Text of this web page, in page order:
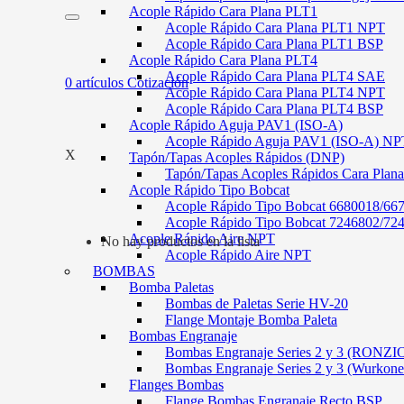
0 artículos Cotización
X
No hay productos en la lista
Acople Rápido Cara Plana PLT1
Acople Rápido Cara Plana PLT1 NPT
Acople Rápido Cara Plana PLT1 BSP
Acople Rápido Cara Plana PLT4
Acople Rápido Cara Plana PLT4 SAE
Acople Rápido Cara Plana PLT4 NPT
Acople Rápido Cara Plana PLT4 BSP
Acople Rápido Aguja PAV1 (ISO-A)
Acople Rápido Aguja PAV1 (ISO-A)
Tapón/Tapas Acoples Rápidos (DNP)
Tapón/Tapas Acoples Rápidos Cara
Acople Rápido Tipo Bobcat
Acople Rápido Tipo Bobcat 6680018/
Acople Rápido Tipo Bobcat 7246802/
Acople Rápido Aire NPT
Acople Rápido Aire NPT
BOMBAS
Bomba Paletas
Bombas de Paletas Serie HV-20
Flange Montaje Bomba Paleta
Bombas Engranaje
Bombas Engranaje Series 2 y 3
Bombas Engranaje Series 2 y 3
Flanges Bombas
Flange Bombas Engranaje Recto BSP